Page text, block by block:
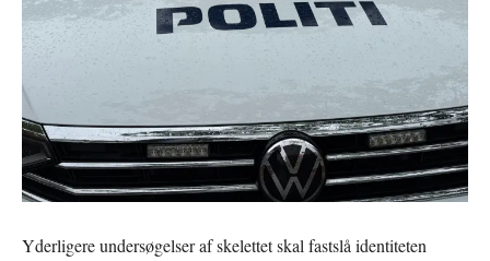
Yderligere undersøgelser af skelettet skal fastslå identiteten